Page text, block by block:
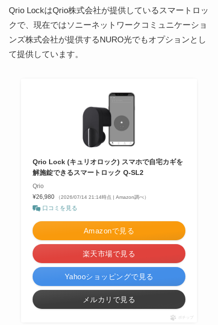
Qrio LockはQrio株式会社が提供しているスマートロッ
クで、現在ではソニーネットワークコミュニケーショ
ンズ株式会社が提供するNURO光でもオプションとし
て提供しています。
Qrio Lock (キュリオロック) スマホで自宅カギを
解施錠できるスマートロック Q-SL2
Qrio
¥26,980
（2026/07/14 21:14時点 | Amazon調べ）
口コミを見る
Amazonで見る
楽天市場で見る
Yahooショッピングで見る
メルカリで見る
ポチップ